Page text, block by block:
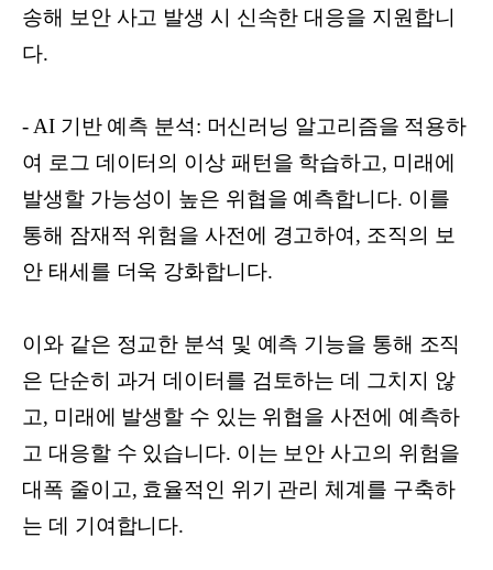
송해 보안 사고 발생 시 신속한 대응을 지원합니
다.
- AI 기반 예측 분석: 머신러닝 알고리즘을 적용하
여 로그 데이터의 이상 패턴을 학습하고, 미래에
발생할 가능성이 높은 위협을 예측합니다. 이를
통해 잠재적 위험을 사전에 경고하여, 조직의 보
안 태세를 더욱 강화합니다.
이와 같은 정교한 분석 및 예측 기능을 통해 조직
은 단순히 과거 데이터를 검토하는 데 그치지 않
고, 미래에 발생할 수 있는 위협을 사전에 예측하
고 대응할 수 있습니다. 이는 보안 사고의 위험을
대폭 줄이고, 효율적인 위기 관리 체계를 구축하
는 데 기여합니다.